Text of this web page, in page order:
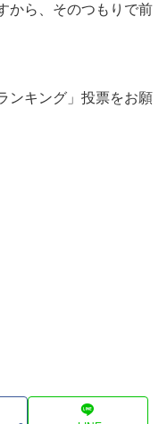
から、そのつもりで前
ンキング」投票をお願